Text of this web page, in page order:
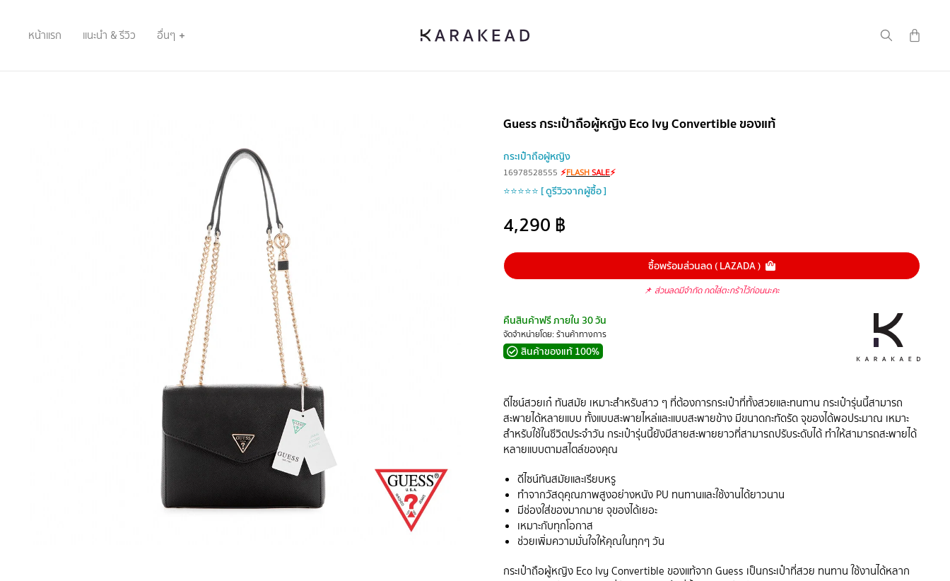
หน้าแรก แนะนำ & รีวิว อื่นๆ
Guess กระเป๋าถือผู้หญิง Eco Ivy Convertible ของแท้
กระเป๋าถือผู้หญิง
16978528555 ⚡FLASHSALE⚡
⭐⭐⭐⭐⭐ [ ดูรีวิวจากผู้ซื้อ ]
4,290฿
ซื้อพร้อมส่วนลด ( LAZADA )
📌 ส่วนลดมีจำกัด กดใส่ตะกร้าไว้ก่อนนะคะ
คืนสินค้าฟรี ภายใน 30 วัน
จัดจำหน่ายโดย: ร้านค้าทางการ
สินค้าของแท้ 100%
ดีไซน์สวยเก๋ ทันสมัย เหมาะสำหรับสาว ๆ ที่ต้องการกระเป๋าที่ทั้งสวยและทนทาน กระเป๋ารุ่นนี้สามารถ
สะพายได้หลายแบบ ทั้งแบบสะพายไหล่และแบบสะพายข้าง มีขนาดกะทัดรัด จุของได้พอประมาณ เหมาะ
สำหรับใช้ในชีวิตประจำวัน กระเป๋ารุ่นนี้ยังมีสายสะพายยาวที่สามารถปรับระดับได้ ทำให้สามารถสะพายได้
หลายแบบตามสไตล์ของคุณ
ดีไซน์ทันสมัยและเรียบหรู
ทำจากวัสดุคุณภาพสูงอย่างหนัง PU ทนทานและใช้งานได้ยาวนาน
มีช่องใส่ของมากมาย จุของได้เยอะ
เหมาะกับทุกโอกาส
ช่วยเพิ่มความมั่นใจให้คุณในทุกๆ วัน
กระเป๋าถือผู้หญิง Eco Ivy Convertible ของแท้จาก Guess เป็นกระเป๋าที่สวย ทนทาน ใช้งานได้หลาก